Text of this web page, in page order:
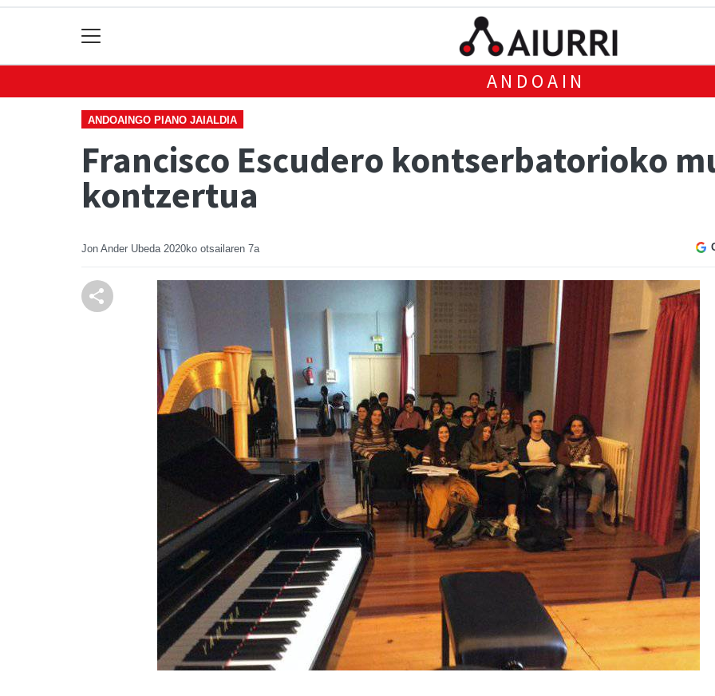
ANDOAIN
ANDOAINGO PIANO JAIALDIA
Francisco Escudero kontserbatorioko
kontzertua
Jon Ander Ubeda 2020ko otsailaren 7a